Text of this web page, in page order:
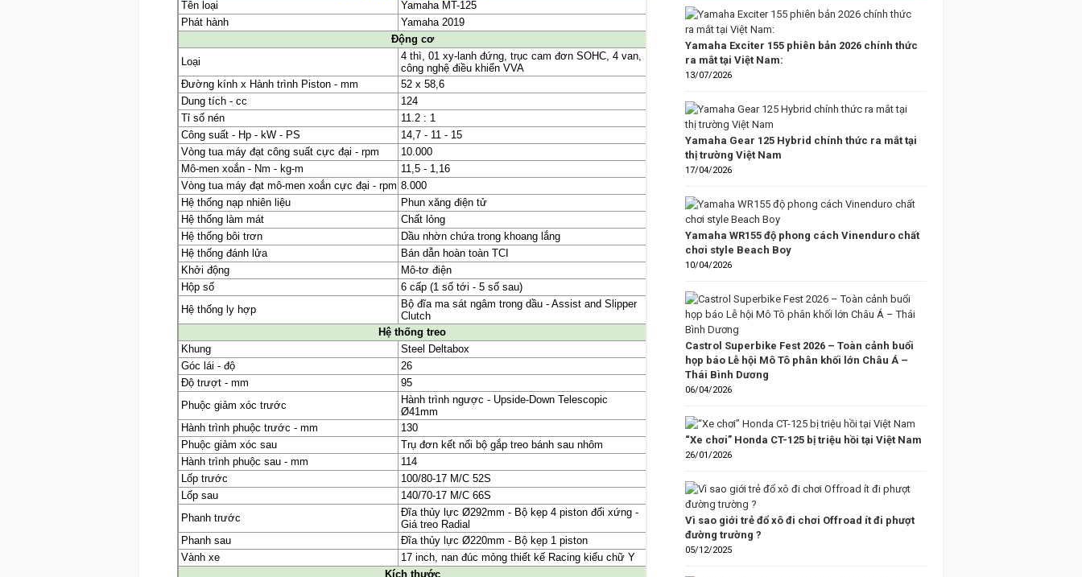
Yamaha Exciter 155 phiên bản 2026 chính thức
ra mắt tại Việt Nam:
13/07/2026
Yamaha Gear 125 Hybrid chính thức ra mắt tại
thị trường Việt Nam
17/04/2026
Yamaha WR155 độ phong cách Vinenduro chất
chơi style Beach Boy
10/04/2026
Castrol Superbike Fest 2026 – Toàn cảnh buổi
họp báo Lễ hội Mô Tô phân khối lớn Châu Á –
Thái Bình Dương
06/04/2026
“Xe chơi” Honda CT-125 bị triệu hồi tại Việt Nam
26/01/2026
Vì sao giới trẻ đổ xô đi chơi Offroad ít đi phượt
đường trường ?
05/12/2025